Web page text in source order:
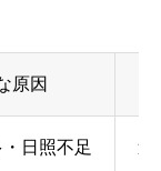
原因
日照不足 追